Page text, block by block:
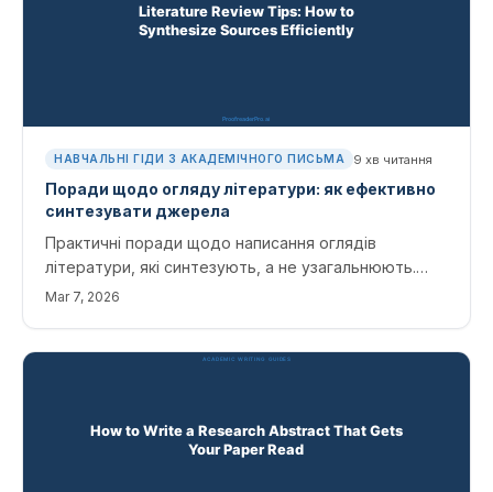
НАВЧАЛЬНІ ГІДИ З АКАДЕМІЧНОГО ПИСЬМА 9 хв читання
Поради щодо огляду літератури: як ефективно
синтезувати джерела
Практичні поради щодо написання оглядів
літератури, які синтезують, а не узагальнюють.
Охоплює стратегії пошуку, методи організації та
Mar 7, 2026